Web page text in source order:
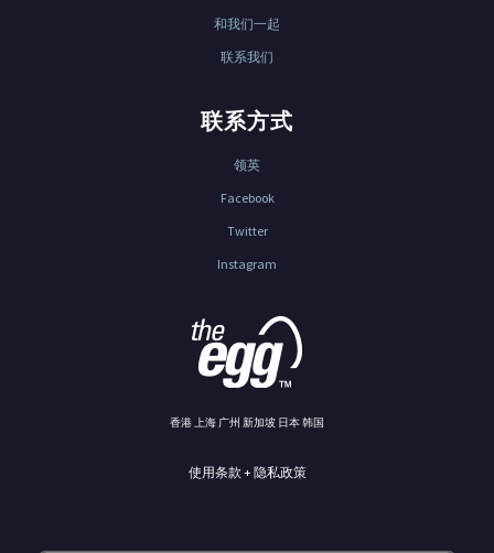
和我们一起
联系我们
联系方式
领英
Facebook
Twitter
Instagram
香港 上海 广州 新加坡 日本 韩国
使用条款 + 隐私政策